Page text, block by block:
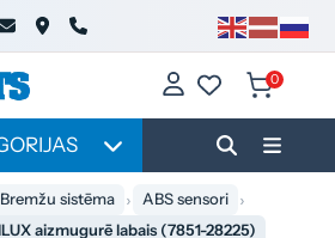
0
Bremžu sistēma
ABS sensori
aizmugurē labais (7851-28225)